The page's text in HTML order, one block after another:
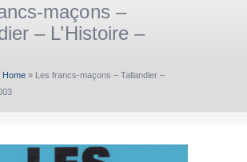
maçons –
– L’Histoire –
Home » Les francs-maçons – Tallandier –